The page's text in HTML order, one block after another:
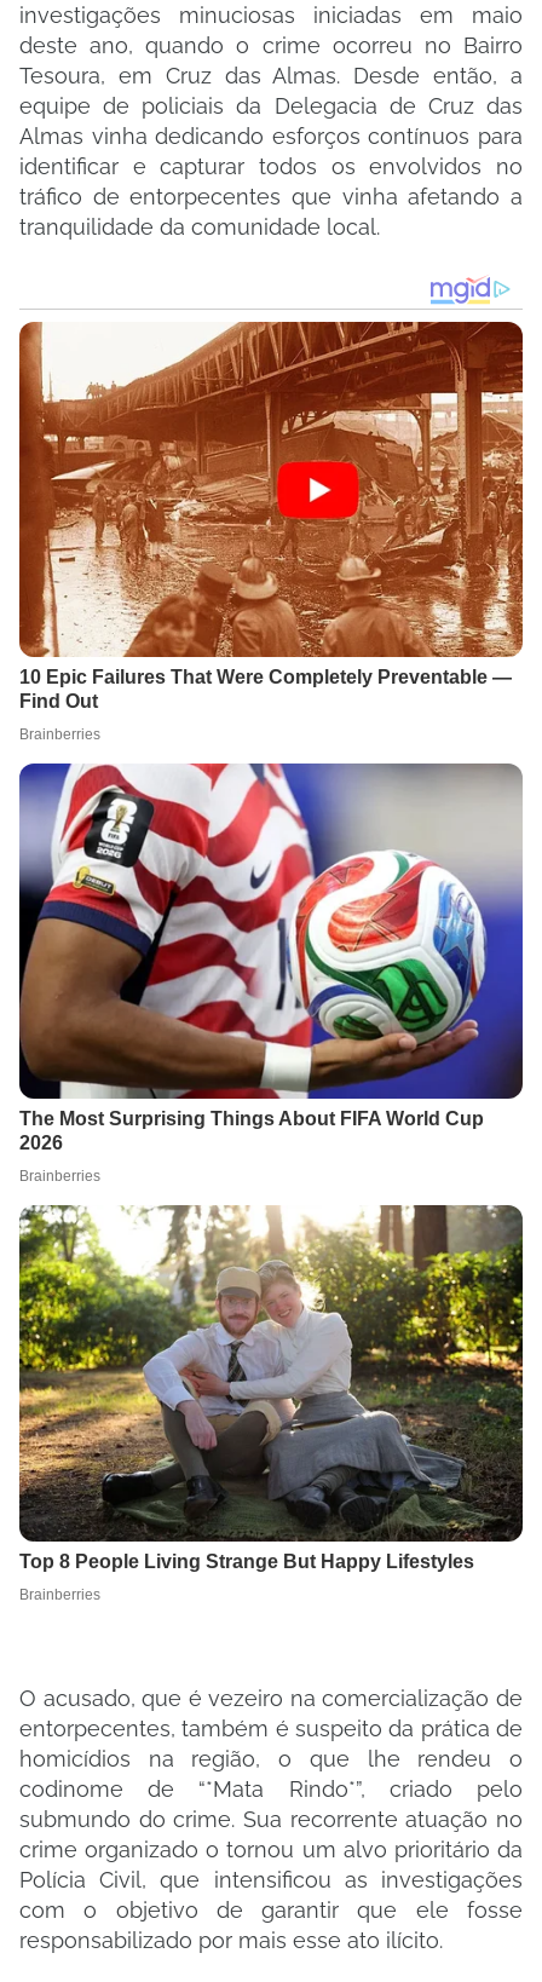
investigações minuciosas iniciadas em maio
deste ano, quando o crime ocorreu no Bairro
Tesoura, em Cruz das Almas. Desde então, a
equipe de policiais da Delegacia de Cruz das
Almas vinha dedicando esforços contínuos para
identificar e capturar todos os envolvidos no
tráfico de entorpecentes que vinha afetando a
tranquilidade da comunidade local.
O acusado, que é vezeiro na comercialização de
entorpecentes, também é suspeito da prática de
homicídios na região, o que lhe rendeu o
codinome de “*Mata Rindo*”, criado pelo
submundo do crime. Sua recorrente atuação no
crime organizado o tornou um alvo prioritário da
Polícia Civil, que intensificou as investigações
com o objetivo de garantir que ele fosse
responsabilizado por mais esse ato ilícito.